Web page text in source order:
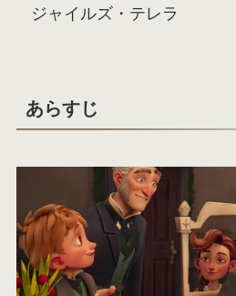
ジャイルズ・テレラ
あらすじ